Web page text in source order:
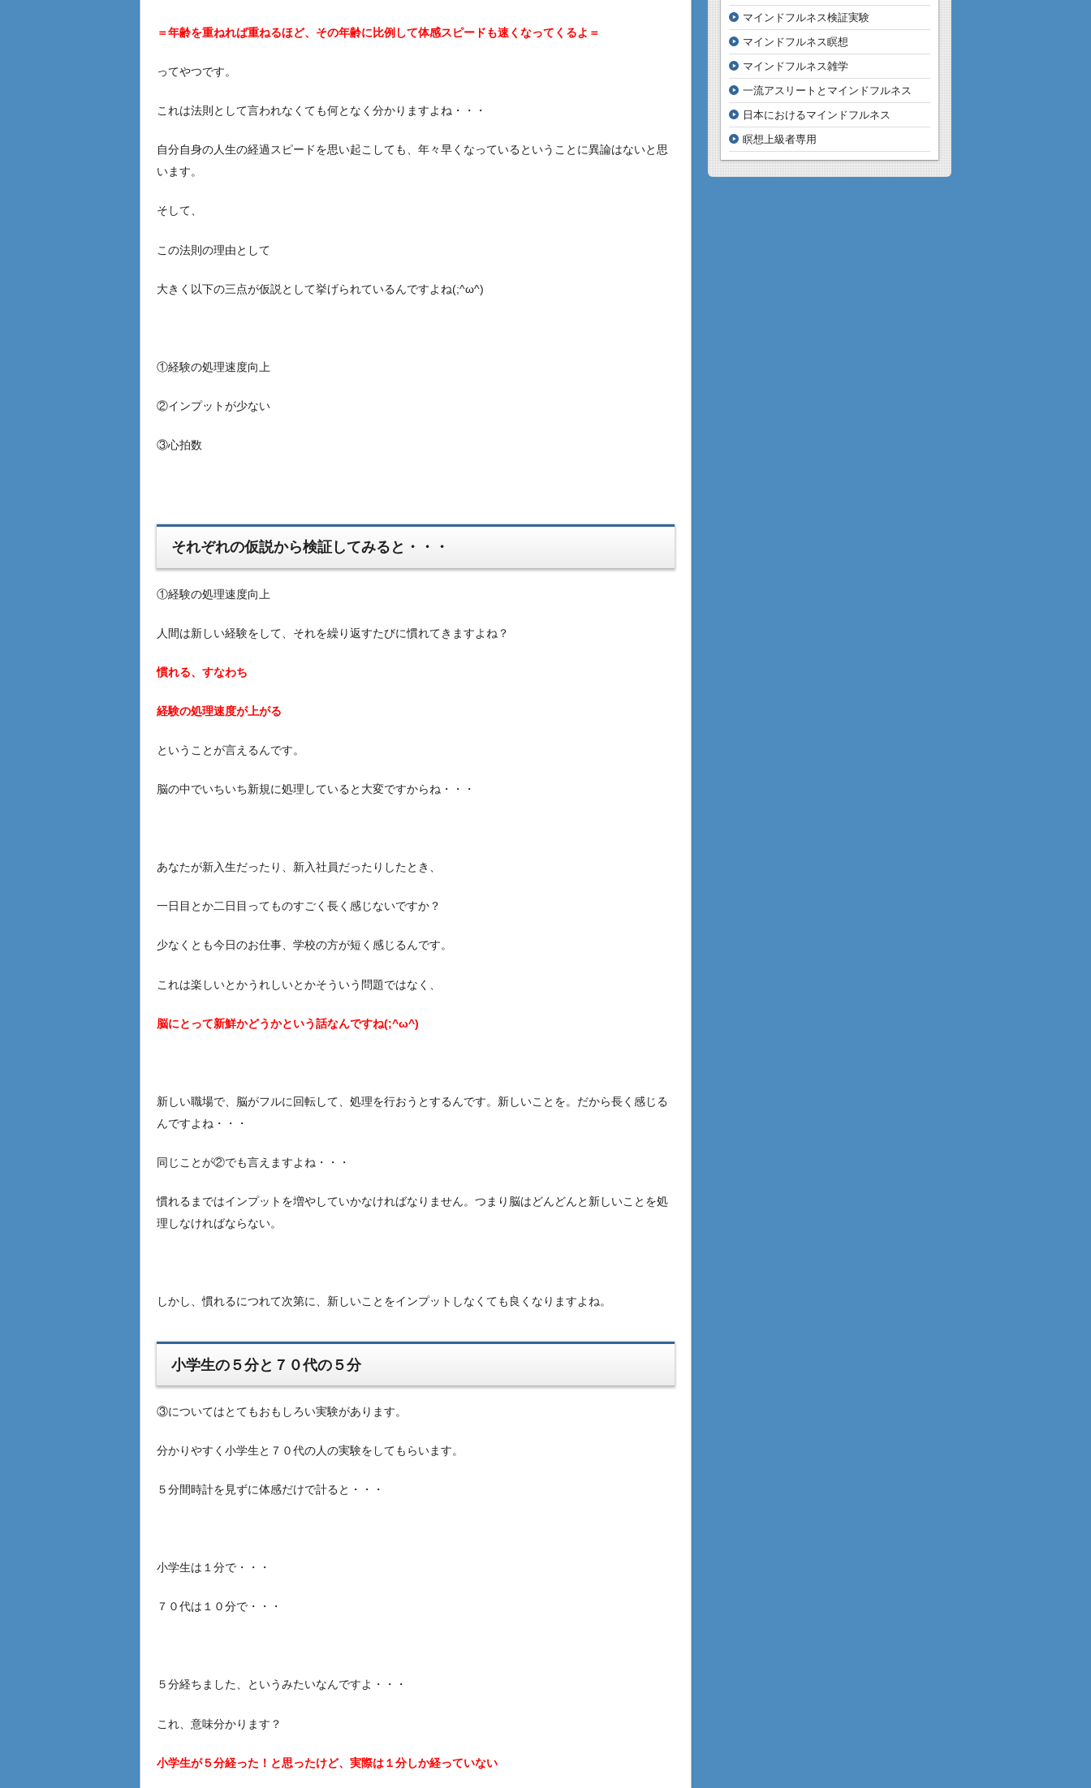
＝年齢を重ねれば重ねるほど、その年齢に比例して体感スピードも速くなってくるよ＝
ってやつです。
これは法則として言われなくても何となく分かりますよね・・・
自分自身の人生の経過スピードを思い起こしても、年々早くなっているということに異論はないと思
います。
そして、
この法則の理由として
大きく以下の三点が仮説として挙げられているんですよね(;^ω^)
①経験の処理速度向上
②インプットが少ない
③心拍数
それぞれの仮説から検証してみると・・・
①経験の処理速度向上
人間は新しい経験をして、それを繰り返すたびに慣れてきますよね？
慣れる、すなわち
経験の処理速度が上がる
ということが言えるんです。
脳の中でいちいち新規に処理していると大変ですからね・・・
あなたが新入生だったり、新入社員だったりしたとき、
一日目とか二日目ってものすごく長く感じないですか？
少なくとも今日のお仕事、学校の方が短く感じるんです。
これは楽しいとかうれしいとかそういう問題ではなく、
脳にとって新鮮かどうかという話なんですね(;^ω^)
新しい職場で、脳がフルに回転して、処理を行おうとするんです。新しいことを。だから長く感じる
んですよね・・・
同じことが②でも言えますよね・・・
慣れるまではインプットを増やしていかなければなりません。つまり脳はどんどんと新しいことを処
理しなければならない。
しかし、慣れるにつれて次第に、新しいことをインプットしなくても良くなりますよね。
小学生の５分と７０代の５分
③についてはとてもおもしろい実験があります。
分かりやすく小学生と７０代の人の実験をしてもらいます。
５分間時計を見ずに体感だけで計ると・・・
小学生は１分で・・・
７０代は１０分で・・・
５分経ちました、というみたいなんですよ・・・
これ、意味分かります？
小学生が５分経った！と思ったけど、実際は１分しか経っていない
マインドフルネス検証実験
マインドフルネス瞑想
マインドフルネス雑学
一流アスリートとマインドフルネス
日本におけるマインドフルネス
瞑想上級者専用